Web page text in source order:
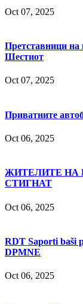
Oct 07, 2025
Претставници на
Шестиот
Oct 07, 2025
Приватните
Oct 06, 2025
ЖИТЕЛИТЕ НА
СТИГНАТ
Oct 06, 2025
RDT Saporti baši
DPMNE
Oct 06, 2025